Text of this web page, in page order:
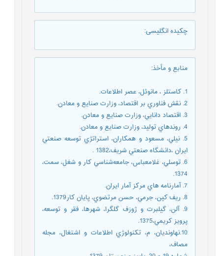
چکیده انگلیسی:
منابع و مأخذ:
2. نقش فناوري بر اقتصاد، وزارت صنايع و معادن.
3. اقتصاد دانايي، وزارت صنايع و معادن.
4. روندهاي توليد، وزارت صنايع و معادن.
5. نيلي، مسعود و همكاران، استراتژي توسعه صنعتي
ايران ،دانشگاه صنعتي شريف،1382 .
6. توسلي، غلامعباس، جامعه‌شناسي كار و شغل، سمت،
1374.
7. آمارنامه هاي مركز آمار ايران.
8. ريف كين، جرمي، حسن مرتضوي، پايان كار1379.
9. آلن، گيلبرت و ژوزف گلگرا، شهرها، فقر و توسعه،
پرويز كريمي،1375.
10.نهاونديان، م، تكنولوژي اطلاعات و اشتغال، مجله
مصاف،